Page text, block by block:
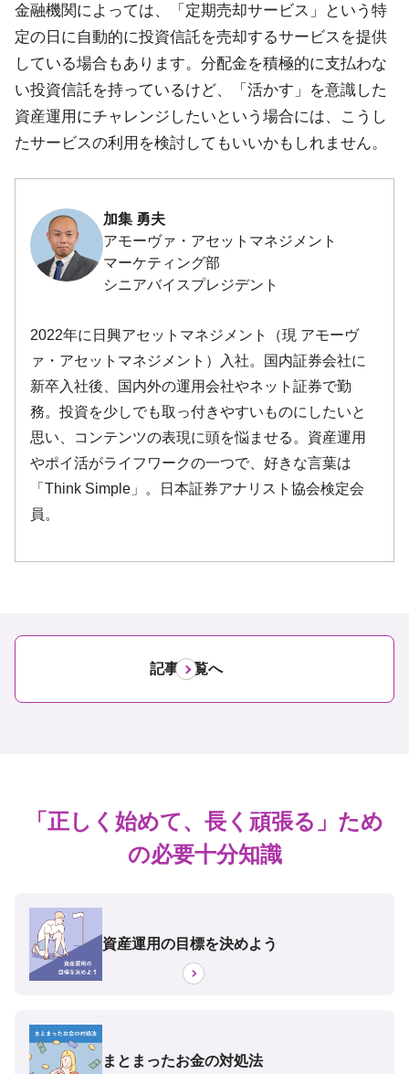
金融機関によっては、「定期売却サービス」という特
定の日に自動的に投資信託を売却するサービスを提供
している場合もあります。分配金を積極的に支払わな
い投資信託を持っているけど、「活かす」を意識した
資産運用にチャレンジしたいという場合には、こうし
たサービスの利用を検討してもいいかもしれません。
加集 勇夫
アモーヴァ・アセットマネジメント
記事一覧へ
「正しく始めて、長く頑張る」ため
の必要十分知識
資産運用の目標を決めよう
まとまったお金の対処法